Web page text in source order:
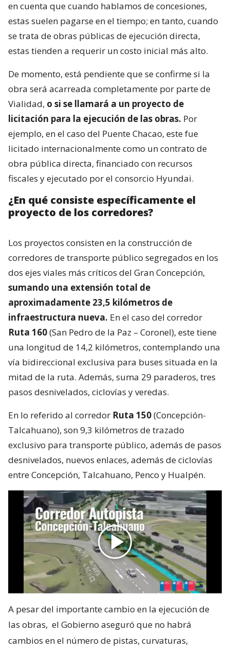
en cuenta que cuando hablamos de concesiones,
estas suelen pagarse en el tiempo; en tanto, cuando
se trata de obras públicas de ejecución directa,
estas tienden a requerir un costo inicial más alto.
De momento, está pendiente que se confirme si la
obra será acarreada completamente por parte de
Vialidad, o si se llamará a un proyecto de
licitación para la ejecución de las obras. Por
ejemplo, en el caso del Puente Chacao, este fue
licitado internacionalmente como un contrato de
obra pública directa, financiado con recursos
fiscales y ejecutado por el consorcio Hyundai.
¿En qué consiste específicamente el
proyecto de los corredores?
Los proyectos consisten en la construcción de
corredores de transporte público segregados en los
dos ejes viales más críticos del Gran Concepción,
sumando una extensión total de
aproximadamente 23,5 kilómetros de
infraestructura nueva. En el caso del corredor
Ruta 160(San Pedro de la Paz – Coronel), este tiene
una longitud de 14,2 kilómetros, contemplando una
vía bidireccional exclusiva para buses situada en la
mitad de la ruta. Además, suma 29 paraderos, tres
pasos desnivelados, ciclovías y veredas.
En lo referido al corredor Ruta 150(Concepción-
Talcahuano), son 9,3 kilómetros de trazado
exclusivo para transporte público, además de pasos
desnivelados, nuevos enlaces, además de ciclovías
entre Concepción, Talcahuano, Penco y Hualpén.
A pesar del importante cambio en la ejecución de
las obras, el Gobierno aseguró que no habrá
cambios en el número de pistas, curvaturas,